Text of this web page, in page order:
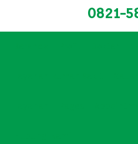
0821-